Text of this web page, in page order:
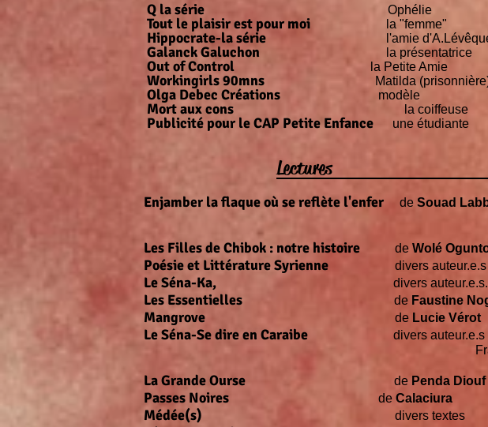
Q la série Ophélie
Tout le plaisir est pour moi la
Hippocrate-la série l'amie
Galanck Galuchon la
Out of Control la Petite Amie
Workingirls 90mns Matilda
Olga Debec Créations modèle
Mort aux cons la c
Publicité pour le CAP Petite Enfance une
Lectures
Enjamber la flaque où se reflète l'enfer de Souad
contre les violences faites aux
Les Filles de Chibok : notre histoire de Wolé
Poésie et Littérature Syrienne divers
Le Séna-Ka, divers
Les Essentielles de Faustine
Mangrove de Lucie Vérot
Le Séna-Se dire en Caraibe divers auteur.e.s
Francophonies en
La Grande Ourse de Penda Diouf
Passes Noires de Calaciura
Médée(s) divers